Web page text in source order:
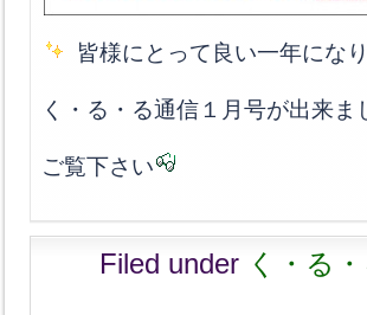
皆様にとって良い一年にな
く・る・る通信１月号が出来ま
ご覧下さい
Filed under く・る